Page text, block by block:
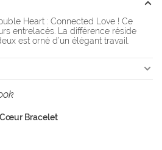
Heart : Connected Love ! Ce
entrelacés. La différence réside
est orné d’un élégant travail.
Bracelet